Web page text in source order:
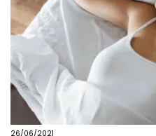
26/06/2021